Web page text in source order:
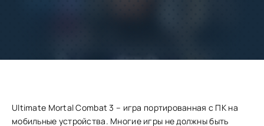
Ultimate Mortal Combat 3 – игра портированная с ПК на
мобильные устройства. Многие игры не должны быть